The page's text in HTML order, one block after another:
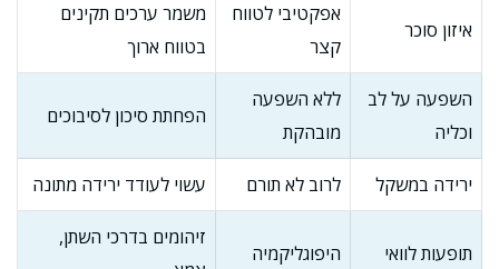
איזון סוכר
אפקטיבי לטווח
קצר
משמר ערכים תקינים
בטווח ארוך
השפעה על לב
וכליה
ללא השפעה
מובהקת
הפחתת סיכון לסיבוכים
ירידה במשקל לרוב לא תורם עשוי לעודד ירידה מתונה
תופעות לוואי היפוגליקמיה
זיהומים בדרכי השתן,